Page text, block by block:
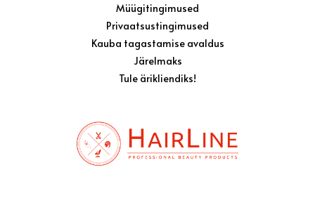
Müügitingimused
Privaatsustingimused
Kauba tagastamise avaldus
Järelmaks
Tule ärikliendiks!